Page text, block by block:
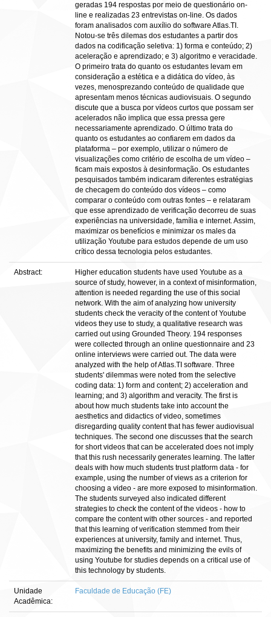
geradas 194 respostas por meio de questionário on-
line e realizadas 23 entrevistas on-line. Os dados
foram analisados com auxílio do software Atlas.TI.
Notou-se três dilemas dos estudantes a partir dos
dados na codificação seletiva: 1) forma e conteúdo; 2)
aceleração e aprendizado; e 3) algoritmo e veracidade.
O primeiro trata do quanto os estudantes levam em
consideração a estética e a didática do vídeo, às
vezes, menosprezando conteúdo de qualidade que
apresentam menos técnicas audiovisuais. O segundo
discute que a busca por vídeos curtos que possam ser
acelerados não implica que essa pressa gere
necessariamente aprendizado. O último trata do
quanto os estudantes ao confiarem em dados da
plataforma – por exemplo, utilizar o número de
visualizações como critério de escolha de um vídeo –
ficam mais expostos à desinformação. Os estudantes
pesquisados também indicaram diferentes estratégias
de checagem do conteúdo dos vídeos – como
comparar o conteúdo com outras fontes – e relataram
que esse aprendizado de verificação decorreu de suas
experiências na universidade, família e internet. Assim,
maximizar os benefícios e minimizar os males da
utilização Youtube para estudos depende de um uso
crítico dessa tecnologia pelos estudantes.
Abstract:
Higher education students have used Youtube as a
source of study, however, in a context of misinformation,
attention is needed regarding the use of this social
network. With the aim of analyzing how university
students check the veracity of the content of Youtube
videos they use to study, a qualitative research was
carried out using Grounded Theory. 194 responses
were collected through an online questionnaire and 23
online interviews were carried out. The data were
analyzed with the help of Atlas.TI software. Three
students' dilemmas were noted from the selective
coding data: 1) form and content; 2) acceleration and
learning; and 3) algorithm and veracity. The first is
about how much students take into account the
aesthetics and didactics of video, sometimes
disregarding quality content that has fewer audiovisual
techniques. The second one discusses that the search
for short videos that can be accelerated does not imply
that this rush necessarily generates learning. The latter
deals with how much students trust platform data - for
example, using the number of views as a criterion for
choosing a video - are more exposed to misinformation.
The students surveyed also indicated different
strategies to check the content of the videos - how to
compare the content with other sources - and reported
that this learning of verification stemmed from their
experiences at university, family and internet. Thus,
maximizing the benefits and minimizing the evils of
using Youtube for studies depends on a critical use of
this technology by students.
Unidade
Acadêmica:
Faculdade de Educação (FE)